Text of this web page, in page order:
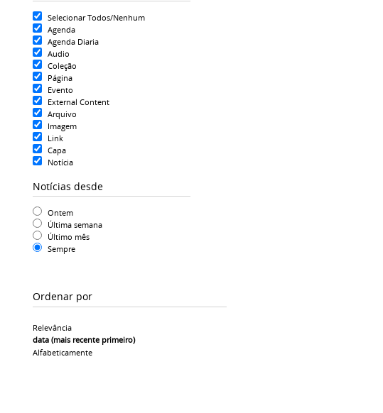
Selecionar Todos/Nenhum
Agenda
Agenda Diaria
Audio
Coleção
Página
Evento
External Content
Arquivo
Imagem
Link
Capa
Notícia
Notícias desde
Ontem
Última semana
Último mês
Sempre
Ordenar por
Relevância
data (mais recente primeiro)
Alfabeticamente